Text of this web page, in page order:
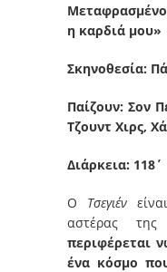
η καρδιά μου»
Σκηνοθεσία:
Παίζουν: Σον
Τζουντ Χιρς,
Διάρκεια: 118΄
O Τσεγιέν
αστέρας
περιφέρεται
ένα κόσμο